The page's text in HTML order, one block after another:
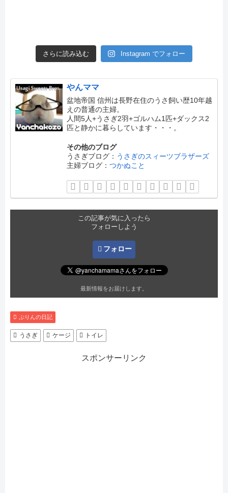
さらに読み込む Instagram でフォロー
やんママ
盆地帝国 信州は長野在住のうさ飼い歴10年越
えの普通の主婦。
人間5人+うさぎ2羽+ゴルハム1匹+ダックス2
匹と静かに暮らしています・・・。
その他のブログ
うさぎブログ： うさぎのスィーツブラザーズ
主婦ブログ： つかぬこと
この記事が気に入ったら
フォローしよう
フォロー
最新情報をお届けします。
ぷりんの日記
うさぎ ケージ トイレ
スポンサーリンク